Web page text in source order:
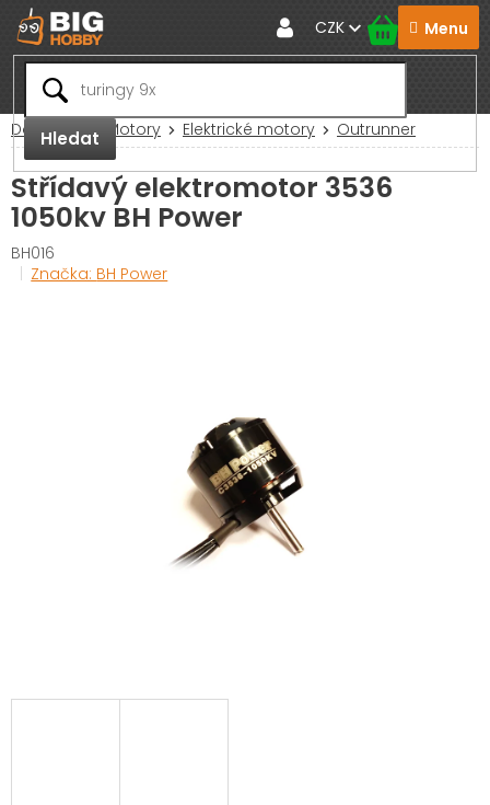
Přejít
na
obsah
Hledat
CZK
Domů RC Motory Elektrické motory Outrunner
Střídavý elektromotor 3536
1050kv BH Power
BH016
Značka: BH Power